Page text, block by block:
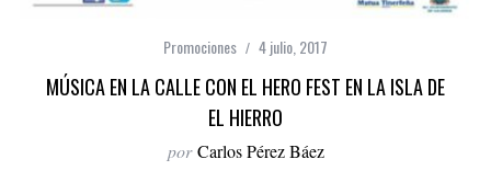
Promociones 4 julio, 2017
MÚSICA EN LA CALLE CON EL HERO FEST EN LA ISLA DE
EL HIERRO
por Carlos Pérez Báez